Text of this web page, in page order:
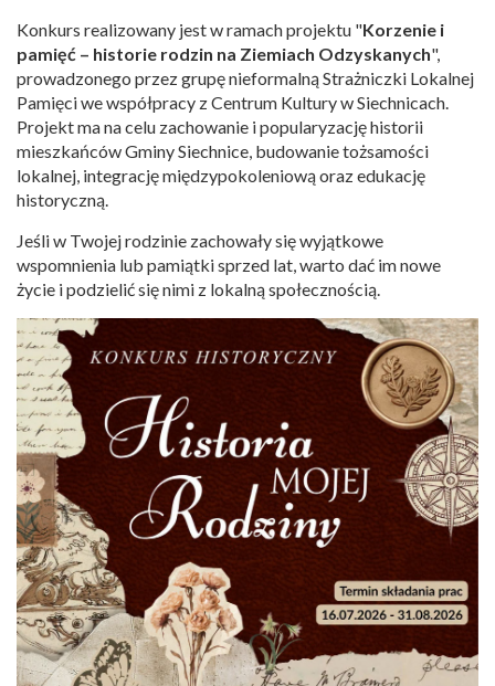
Konkurs realizowany jest w ramach projektu "Korzenie i
pamięć – historie rodzin na Ziemiach Odzyskanych",
prowadzonego przez grupę nieformalną Strażniczki Lokalnej
Pamięci we współpracy z Centrum Kultury w Siechnicach.
Projekt ma na celu zachowanie i popularyzację historii
mieszkańców Gminy Siechnice, budowanie tożsamości
lokalnej, integrację międzypokoleniową oraz edukację
historyczną.
Jeśli w Twojej rodzinie zachowały się wyjątkowe
wspomnienia lub pamiątki sprzed lat, warto dać im nowe
życie i podzielić się nimi z lokalną społecznością.